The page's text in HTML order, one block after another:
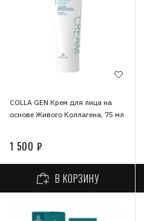
COLLA GEN Крем для лица на
основе Живого Коллагена, 75 мл
1 500 ₽
В КОРЗИНУ